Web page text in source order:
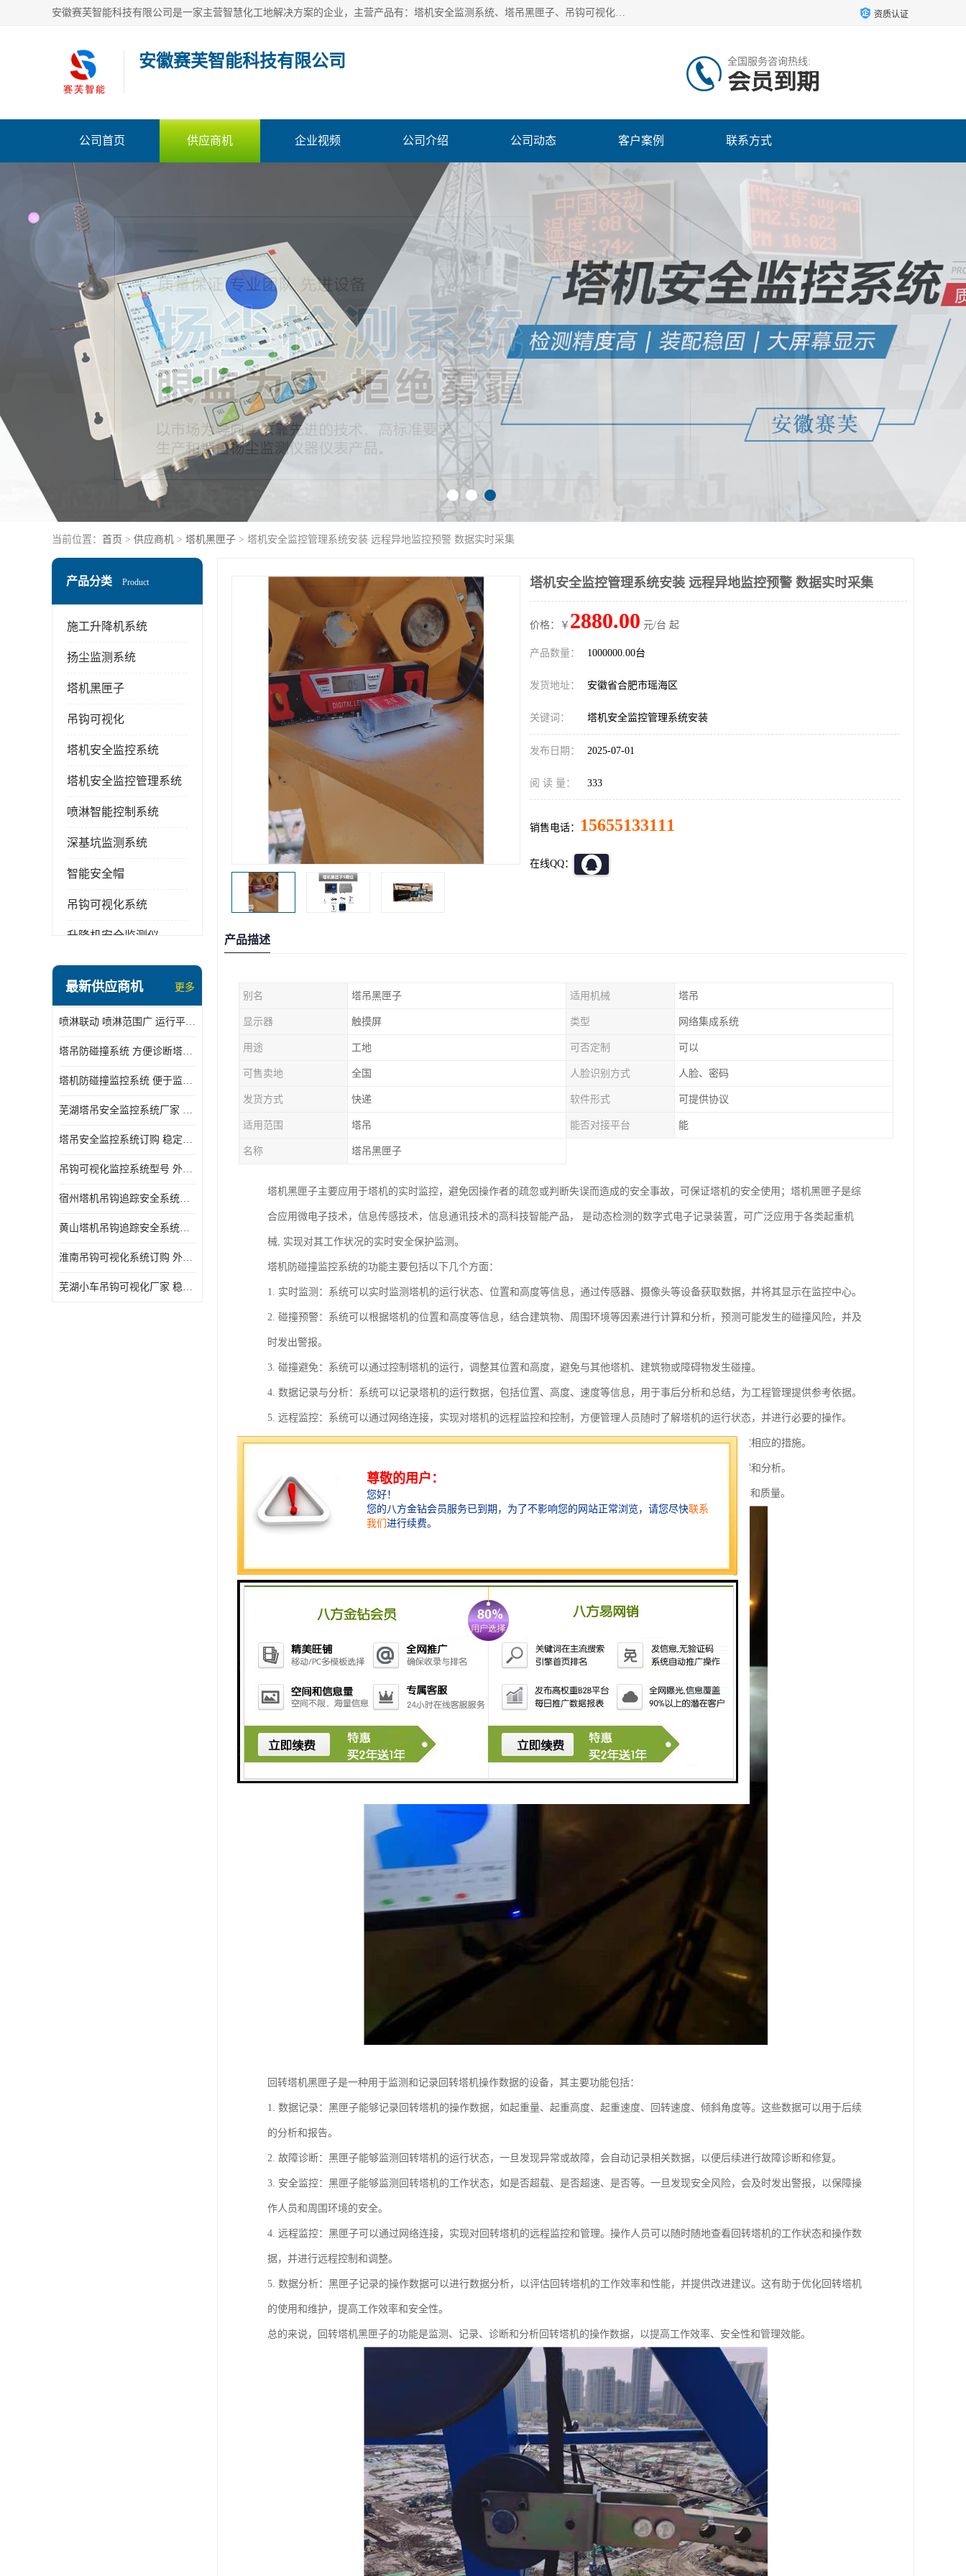
安徽赛芙智能科技有限公司是一家主营智慧化工地解决方案的企业，主营产品有：塔机安全监测系统、塔吊黑匣子、吊钩可视化、吊钩可视化系统、塔机安全监控系统、塔机黑匣子等。创建至今始终关注用户需求，为用户提供有的产品和服务。 资质认证
安徽赛芙智能科技有限公司 全国服务咨询热线:
会员到期
公司首页 供应商机 企业视频 公司介绍 公司动态 客户案例 联系方式
当前位置： 首页 > 供应商机 > 塔机黑匣子 > 塔机安全监控管理系统安装 远程异地监控预警 数据实时采集
产品分类 Product
施工升降机系统
扬尘监测系统
塔机黑匣子
吊钩可视化
塔机安全监控系统
塔机安全监控管理系统
喷淋智能控制系统
深基坑监测系统
智能安全帽
吊钩可视化系统
升降机安全监测仪
最新供应商机 更多
喷淋联动 喷淋范围广 运行平稳 噪音小
塔吊防碰撞系统 方便诊断塔机状态 自动变焦智能化跟踪
塔机防碰撞监控系统 便于监督和管理 主要应用于塔机的实时监控
芜湖塔吊安全监控系统厂家 外观简洁大方 减少盲吊引发的事故
塔吊安全监控系统订购 稳定性高 结构清晰稳定
吊钩可视化监控系统型号 外观简洁大方 信号稳定 抗干扰性强
宿州塔机吊钩追踪安全系统厂家 提高工作效率 结构清晰稳定
黄山塔机吊钩追踪安全系统价格 可远程查看 减少盲吊引发的事故
淮南吊钩可视化系统订购 外观简洁大方 体积小 占用空间小
芜湖小车吊钩可视化厂家 稳定性高 可视吊装 降低盲吊风险
塔机安全监控管理系统安装 远程异地监控预警 数据实时采集
价格：￥ 2880.00 元/台 起
产品数量： 1000000.00台
发货地址： 安徽省合肥市瑶海区
关键词： 塔机安全监控管理系统安装
发布日期： 2025-07-01
阅 读 量： 333
销售电话： 15655133111
在线QQ：
产品描述
别名 塔吊黑匣子 适用机械 塔吊
显示器 触摸屏 类型 网络集成系统
用途 工地 可否定制 可以
可售卖地 全国 人脸识别方式 人脸、密码
发货方式 快递 软件形式 可提供协议
适用范围 塔吊 能否对接平台 能
名称 塔吊黑匣子
塔机黑匣子主要应用于塔机的实时监控，避免因操作者的疏忽或判断失误而造成的安全事故，可保证塔机的安全使用；塔机黑匣子是综
合应用微电子技术，信息传感技术，信息通讯技术的高科技智能产品， 是动态检测的数字式电子记录装置，可广泛应用于各类起重机
械, 实现对其工作状况的实时安全保护监测。
塔机防碰撞监控系统的功能主要包括以下几个方面：
1. 实时监测：系统可以实时监测塔机的运行状态、位置和高度等信息，通过传感器、摄像头等设备获取数据，并将其显示在监控中心。
2. 碰撞预警：系统可以根据塔机的位置和高度等信息，结合建筑物、周围环境等因素进行计算和分析，预测可能发生的碰撞风险，并及
时发出警报。
3. 碰撞避免：系统可以通过控制塔机的运行，调整其位置和高度，避免与其他塔机、建筑物或障碍物发生碰撞。
4. 数据记录与分析：系统可以记录塔机的运行数据，包括位置、高度、速度等信息，用于事后分析和总结，为工程管理提供参考依据。
5. 远程监控：系统可以通过网络连接，实现对塔机的远程监控和控制，方便管理人员随时了解塔机的运行状态，并进行必要的操作。
6. 报警与通知：系统可以通过声音、光线、短信、邮件等方式发出警报，并及时通知相关人员，以便他们采取相应的措施。
7. 数据可视化：系统可以将塔机的运行状态和风险等信息以图表、地图等形式展示，便于管理人员直观地了解和分析。
总的来说，塔机防碰撞监控系统的功能是为了保证塔机的安全运行，避免发生碰撞事故，提高工程施工的效率和质量。
回转塔机黑匣子是一种用于监测和记录回转塔机操作数据的设备，其主要功能包括：
1. 数据记录：黑匣子能够记录回转塔机的操作数据，如起重量、起重高度、起重速度、回转速度、倾斜角度等。这些数据可以用于后续
的分析和报告。
2. 故障诊断：黑匣子能够监测回转塔机的运行状态，一旦发现异常或故障，会自动记录相关数据，以便后续进行故障诊断和修复。
3. 安全监控：黑匣子能够监测回转塔机的工作状态，如是否超载、是否超速、是否等。一旦发现安全风险，会及时发出警报，以保障操
作人员和周围环境的安全。
4. 远程监控：黑匣子可以通过网络连接，实现对回转塔机的远程监控和管理。操作人员可以随时随地查看回转塔机的工作状态和操作数
据，并进行远程控制和调整。
5. 数据分析：黑匣子记录的操作数据可以进行数据分析，以评估回转塔机的工作效率和性能，并提供改进建议。这有助于优化回转塔机
的使用和维护，提高工作效率和安全性。
总的来说，回转塔机黑匣子的功能是监测、记录、诊断和分析回转塔机的操作数据，以提高工作效率、安全性和管理效能。